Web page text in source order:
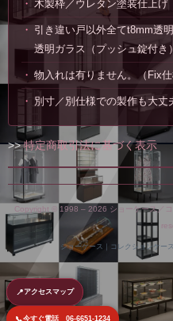
木製枠／ウレタン塗装仕上げ
引き違い戸以外全てt8mm
透明ガラス（プッシュ錠付き）
物入れは有りません。（Fix仕
別寸／別仕様での製作も大丈
>>特定商取引法に基づく表示
Copyright © 1998 – 2026 ショーケース／
ショーケース｜コレクションケー
📍 アクセスマップ
📞今すぐ電話 06-6651-1234